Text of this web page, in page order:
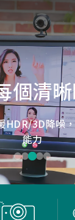
，巨
效能，智慧
遲戰
之巔，松翰電
個清
HDR/3D降噪
能力
數位
本內容瞬間數
章
，無
暢穩定的影像